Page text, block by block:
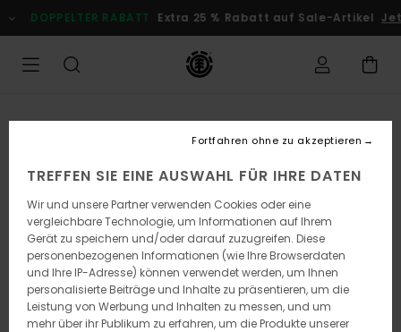
zur
Produktinformation
DOPPELTER RABATT Extra 25 % Rabatt auf Sale-Artikel
TREFFEN SIE EINE AUSWAHL FÜR IHRE DATEN
Wir und unsere Partner verwenden Cookies oder eine
vergleichbare Technologie, um Informationen auf Ihrem
Gerät zu speichern und/oder darauf zuzugreifen. Diese
personenbezogenen Informationen (wie Ihre Browserdaten
und Ihre IP-Adresse) können verwendet werden, um Ihnen
personalisierte Beiträge und Inhalte zu präsentieren, um die
Leistung von Werbung und Inhalten zu messen, und um
mehr über ihr Publikum zu erfahren, um die Produkte unserer
Fortfahren ohne zu akzeptieren